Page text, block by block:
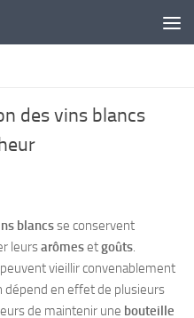
des vins blancs
blancsse conservent
leursarômesetgoûts.
peuvent vieillir convenablement
dépend en effet de plusieurs
de maintenir une bouteille